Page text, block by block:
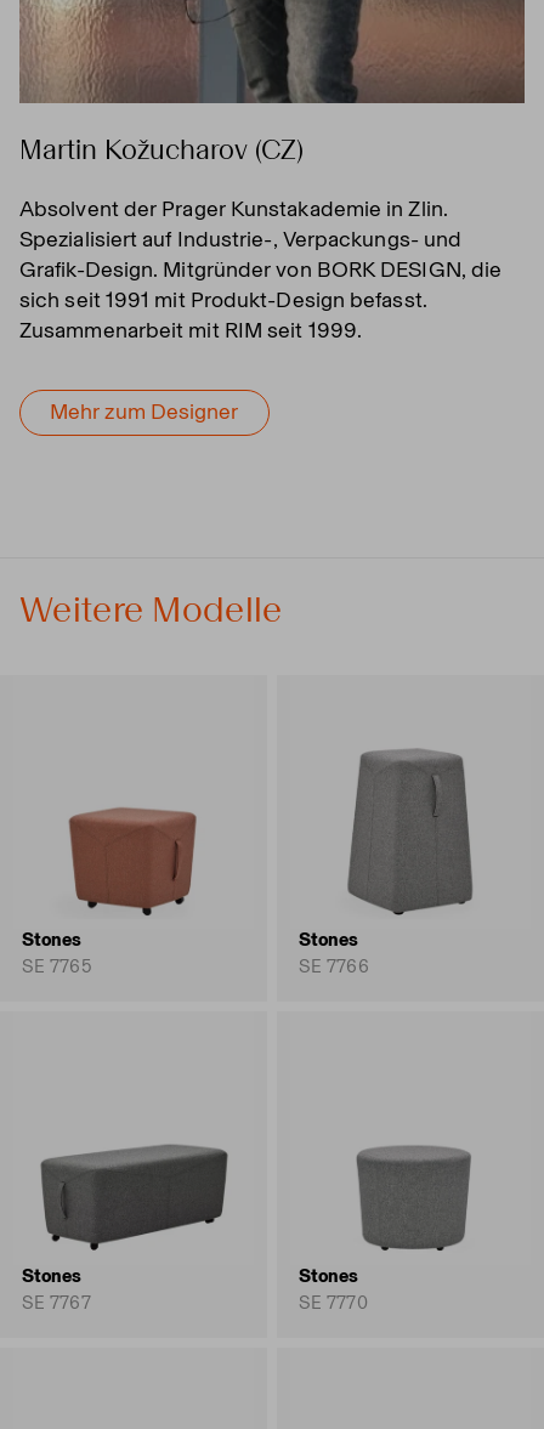
Martin Kožucharov (CZ)
Absolvent der Prager Kunstakademie in Zlin.
Spezialisiert auf Industrie-, Verpackungs- und
Grafik-Design. Mitgründer von BORK DESIGN, die
sich seit 1991 mit Produkt-Design befasst.
Zusammenarbeit mit RIM seit 1999.
Mehr zum Designer
Weitere Modelle
Stones
SE 7765
Stones
SE 7766
Stones
SE 7767
Stones
SE 7770